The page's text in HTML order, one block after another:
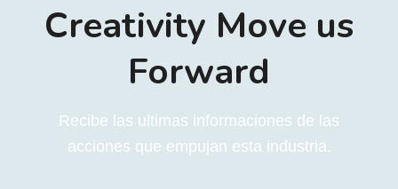
Creativity Move us
Forward
Recibe las ultimas informaciones de las
acciones que empujan esta industria.